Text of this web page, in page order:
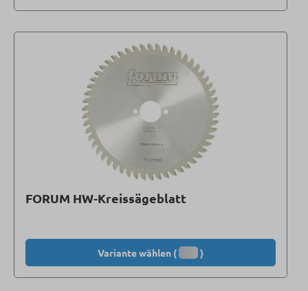
FORUM HW-Kreissägeblatt
Variante wählen ( )